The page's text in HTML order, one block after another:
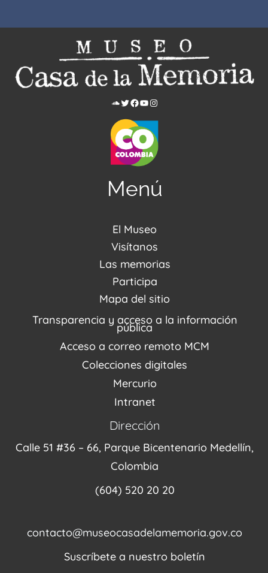
Menú
El Museo
Acerca de nosotros
Noticias
PQRSDF
Visítanos
Visítanos
Reserva tus espacios
Agenda / Programación
Recorridos Virtuales
Las memorias
Centro de Recursos
Repositorio (MUSEO / CASA / MEMORIA)
Narrativas del conflicto
Proyectos
Enlaces de memorias
Fondo Editorial
Participa
Estímulos
Mapa del sitio
Transparencia y acceso a la información
pública
Acceso a correo remoto MCM
Colecciones digitales
Mercurio
Intranet
Dirección
Calle 51 #36 – 66, Parque Bicentenario Medellín,
Colombia
(604) 520 20 20
contacto@museocasadelamemoria.gov.co
Suscríbete a nuestro boletín